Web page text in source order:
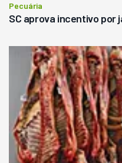
Pecuária
SC aprova incentivo por